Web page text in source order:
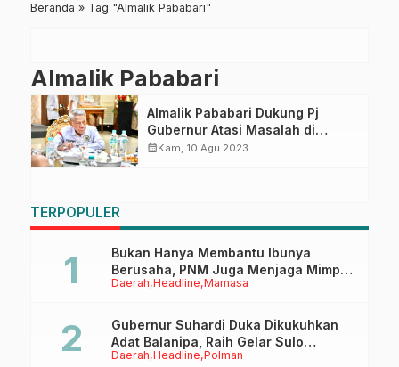
Beranda » Tag "Almalik Pababari"
Almalik Pababari
Almalik Pababari Dukung Pj
Gubernur Atasi Masalah di
Sulbar
calendar_monthKam, 10 Agu 2023
TERPOPULER
Daerah Headline Mamasa
Bukan Hanya Membantu Ibunya
Berusaha, PNM Juga Menjaga Mimpi
Anaknya Untuk Menggapai Cita-Cita
Daerah Headline Polman
Gubernur Suhardi Duka Dikukuhkan
Adat Balanipa, Raih Gelar Sulo
Tappidena